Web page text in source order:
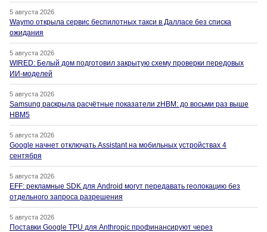
5 августа 2026
Waymo открыла сервис беспилотных такси в Далласе без списка
ожидания
5 августа 2026
WIRED: Белый дом подготовил закрытую схему проверки передовых
ИИ-моделей
5 августа 2026
Samsung раскрыла расчётные показатели zHBM: до восьми раз выше
HBM5
5 августа 2026
Google начнет отключать Assistant на мобильных устройствах 4
сентября
5 августа 2026
EFF: рекламные SDK для Android могут передавать геолокацию без
отдельного запроса разрешения
5 августа 2026
Поставки Google TPU для Anthropic профинансируют через